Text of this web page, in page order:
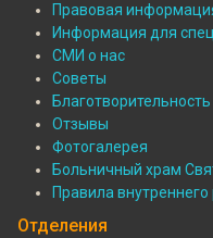
больнице
Правовая
Информация для
СМИ о нас
Советы
Благотворительность
Отзывы
Фотогалерея
Больничный храм
Правила
Отделения